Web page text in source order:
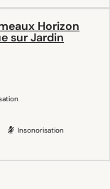
Horizon
sur Jardin
Insonorisation